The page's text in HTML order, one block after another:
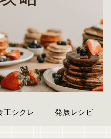
王シクレ 発展レシピ